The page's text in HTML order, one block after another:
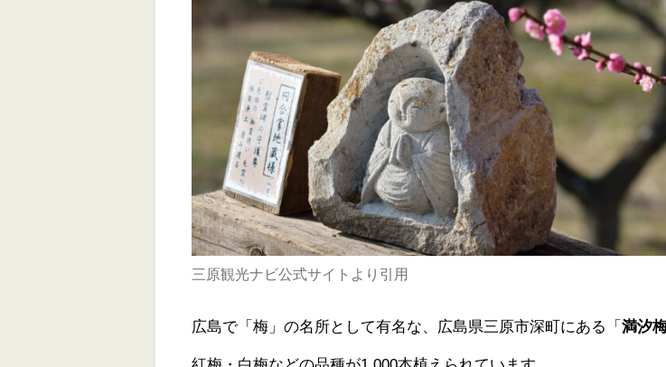
三原観光ナビ公式サイトより引用
広島で「梅」の名所として有名な、広島県三原市深町にある 「満汐